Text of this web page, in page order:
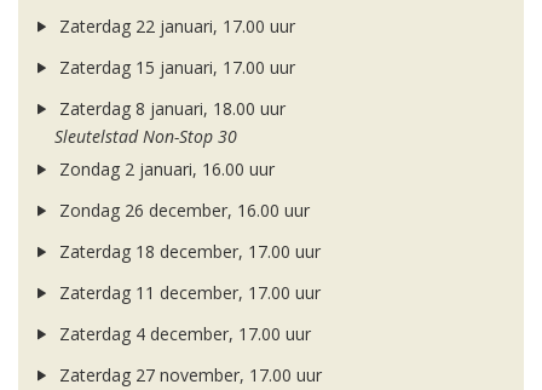
Zaterdag 22 januari, 17.00 uur
Zaterdag 15 januari, 17.00 uur
Zaterdag 8 januari, 18.00 uur
Sleutelstad Non-Stop 30
Zondag 2 januari, 16.00 uur
Zondag 26 december, 16.00 uur
Zaterdag 18 december, 17.00 uur
Zaterdag 11 december, 17.00 uur
Zaterdag 4 december, 17.00 uur
Zaterdag 27 november, 17.00 uur